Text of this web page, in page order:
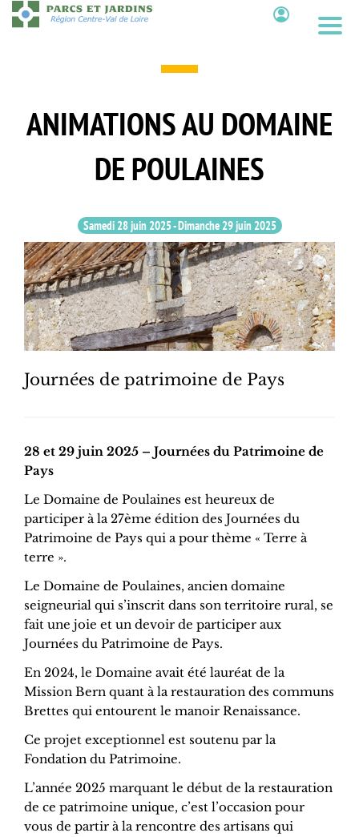
Aller
au
ANIMATIONS AU DOMAINE
DE POULAINES
Samedi 28 juin 2025-Dimanche 29 juin 2025
Journées de patrimoine de Pays
28 et 29 juin 2025 – Journées du Patrimoine de
Pays
Le Domaine de Poulaines est heureux de
participer à la 27ème édition des Journées du
Patrimoine de Pays qui a pour thème « Terre à
terre ».
Le Domaine de Poulaines, ancien domaine
seigneurial qui s’inscrit dans son territoire rural, se
fait une joie et un devoir de participer aux
Journées du Patrimoine de Pays.
En 2024, le Domaine avait été lauréat de la
Mission Bern quant à la restauration des communs
Brettes qui entourent le manoir Renaissance.
Ce projet exceptionnel est soutenu par la
Fondation du Patrimoine.
L’année 2025 marquant le début de la restauration
de ce patrimoine unique, c’est l’occasion pour
vous de partir à la rencontre des artisans qui